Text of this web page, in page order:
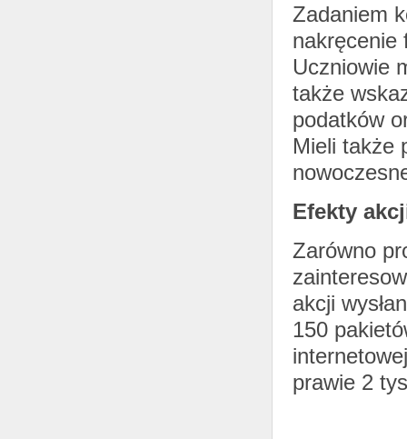
Zadaniem
nakręcenie
Uczniowie
także
podatków
Mieli także
Efekty
Zarówno
akcji
150
prawie 2